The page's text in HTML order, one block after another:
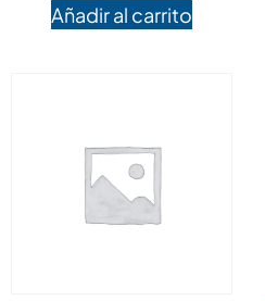
Añadir al carrito